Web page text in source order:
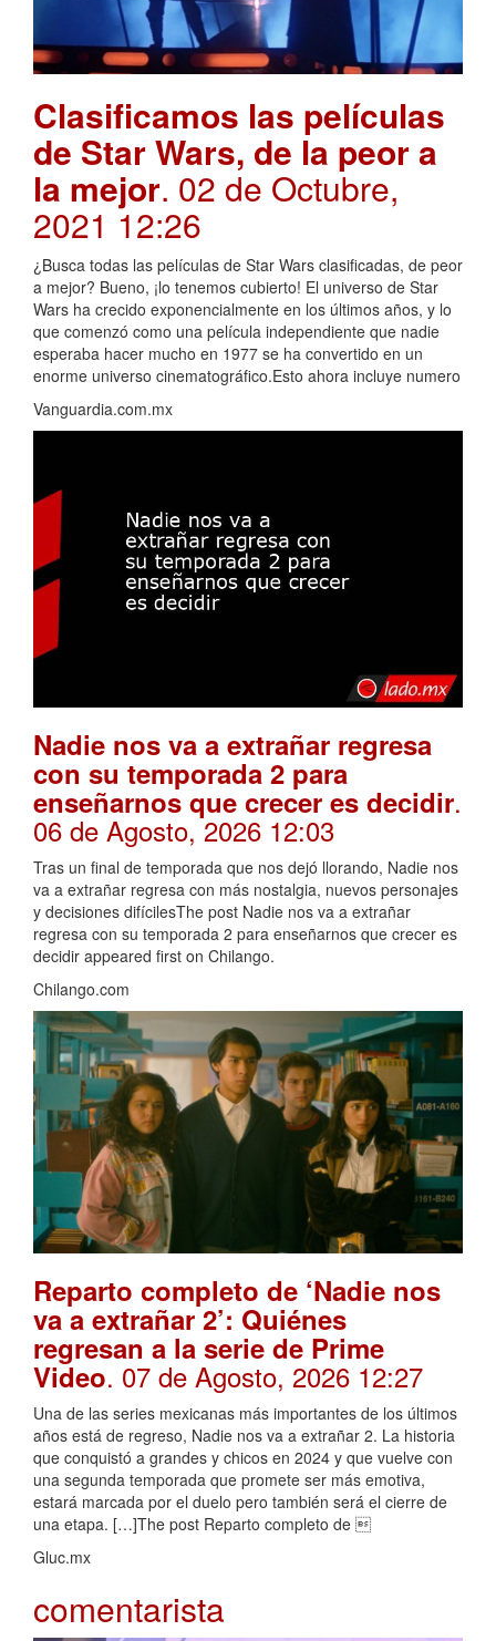
Clasificamos las películas
de Star Wars, de la peor a
la mejor. 02 de Octubre,
2021 12:26
¿Busca todas las películas de Star Wars clasificadas, de peor
a mejor? Bueno, ¡lo tenemos cubierto! El universo de Star
Wars ha crecido exponencialmente en los últimos años, y lo
que comenzó como una película independiente que nadie
esperaba hacer mucho en 1977 se ha convertido en un
enorme universo cinematográfico.Esto ahora incluye numero
Vanguardia.com.mx
Nadie nos va a extrañar regresa
con su temporada 2 para
enseñarnos que crecer es decidir.
06 de Agosto, 2026 12:03
Tras un final de temporada que nos dejó llorando, Nadie nos
va a extrañar regresa con más nostalgia, nuevos personajes
y decisiones difícilesThe post Nadie nos va a extrañar
regresa con su temporada 2 para enseñarnos que crecer es
decidir appeared first on Chilango.
Chilango.com
Reparto completo de ‘Nadie nos
va a extrañar 2’: Quiénes
regresan a la serie de Prime
Video. 07 de Agosto, 2026 12:27
Una de las series mexicanas más importantes de los últimos
años está de regreso, Nadie nos va a extrañar 2. La historia
que conquistó a grandes y chicos en 2024 y que vuelve con
una segunda temporada que promete ser más emotiva,
estará marcada por el duelo pero también será el cierre de
una etapa. […]The post Reparto completo de 
Gluc.mx
comentarista